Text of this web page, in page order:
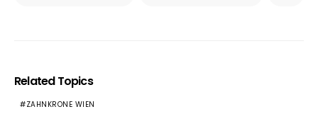
Related Topics
ZAHNKRONE WIEN